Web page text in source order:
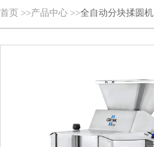
首页 >>产品中心 >>全自动分块揉圆机